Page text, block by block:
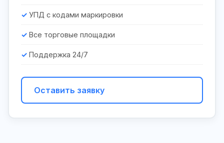
УПД с кодами маркировки
Все торговые площадки
Поддержка 24/7
Оставить заявку